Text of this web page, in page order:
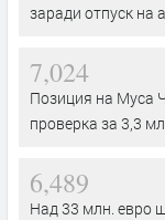
заради отпуск на
7,024
Позиция на Муса
проверка за 3,3
6,489
Над 33 млн. евро